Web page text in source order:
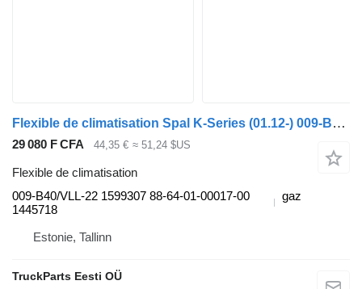
Flexible de climatisation Spal K-Series (01.12-) 009-B40/VLL-22 pour Scania K,N,F-series bus (2006-)
29 080 F CFA 44,35 € ≈ 51,24 $US
Flexible de climatisation
009-B40/VLL-22 1599307 88-64-01-00017-00
1445718
gaz
Estonie, Tallinn
TruckParts Eesti OÜ